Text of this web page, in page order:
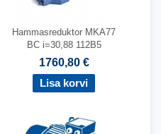
Hammasreduktor MKA77
BC i=30,88 112B5
1760,80 €